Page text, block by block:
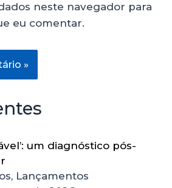
neste navegador para
eu comentar.
um diagnóstico pós-
Lançamentos